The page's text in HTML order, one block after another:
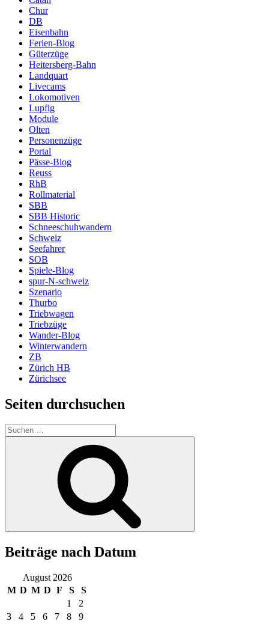
Chur
DB
Eisenbahn
Ferien-Blog
Güterzüge
Heitersberg-Bahn
Landquart
Livecams
Lokomotiven
Lupfig
Module
Olten
Personenzüge
Portal
Pässe-Blog
Reuss
RhB
Rollmaterial
SBB
SBB Historic
Schneeschuhwandern
Schweiz
Seefahrer
SOB
Spiele-Blog
spur-N-schweiz
Szenario
Thurbo
Triebwagen
Triebzüge
Wander-Blog
Winterwandern
ZB
Zürich HB
Zürichsee
Seiten durchsuchen
Suchen
nach:
Beiträge nach Datum
August 2026
M D M D F S
S
1
2
3
4 5 6 7 8
9